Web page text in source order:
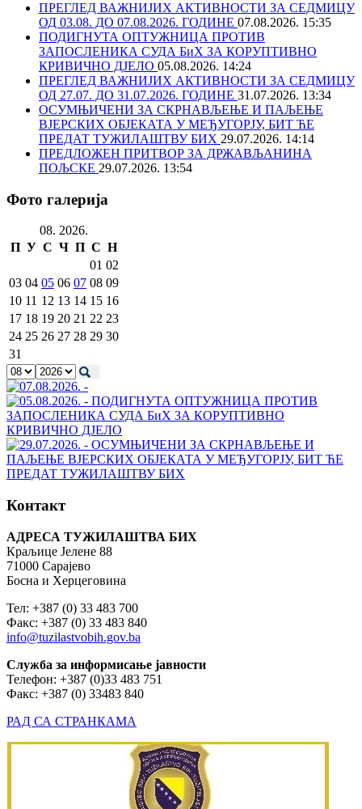
ПРЕГЛЕД ВАЖНИЈИХ АКТИВНОСТИ ЗА СЕДМИЦУ
ОД 03.08. ДО 07.08.2026. ГОДИНЕ 07.08.2026. 15:35
ПОДИГНУТА ОПТУЖНИЦА ПРОТИВ
ЗАПОСЛЕНИКА СУДА БиХ ЗА КОРУПТИВНО
КРИВИЧНО ДЈЕЛО 05.08.2026. 14:24
ПРЕГЛЕД ВАЖНИЈИХ АКТИВНОСТИ ЗА СЕДМИЦУ
ОД 27.07. ДО 31.07.2026. ГОДИНЕ 31.07.2026. 13:34
ОСУМЊИЧЕНИ ЗА СКРНАВЉЕЊЕ И ПАЉЕЊЕ
ВЈЕРСКИХ ОБЈЕКАТА У МЕЂУГОРЈУ, БИТ ЋЕ
ПРЕДАТ ТУЖИЛАШТВУ БИХ 29.07.2026. 14:14
ПРЕДЛОЖЕН ПРИТВОР ЗА ДРЖАВЉАНИНА
ПОЉСКЕ 29.07.2026. 13:54
Фото галерија
08. 2026.
П У С Ч П С Н
01 02
03 04 05 06 07 08 09
10 11 12 13 14 15 16
17 18 19 20 21 22 23
24 25 26 27 28 29 30
31
Контакт
АДРЕСА ТУЖИЛАШТВА БИХ
Краљице Јелене 88
71000 Сарајево
Босна и Херцеговина
Тел: +387 (0) 33 483 700
Факс: +387 (0) 33 483 840
info@tuzilastvobih.gov.ba
Служба за информисање јавности
Телефон: +387 (0)33 483 751
Факс: +387 (0) 33483 840
РАД СА СТРАНКАМА